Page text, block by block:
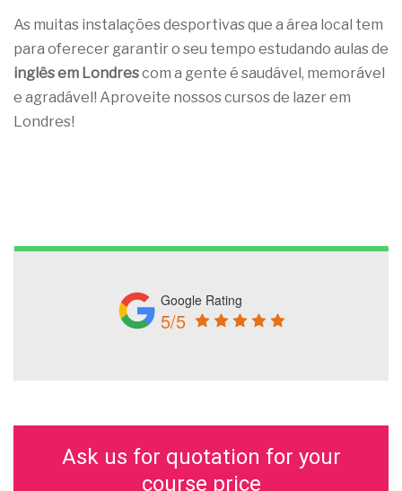
As muitas instalações desportivas que a área local tem
para oferecer garantir o seu tempo estudando aulas de
inglês em Londrescom a gente é saudável, memorável
e agradável! Aproveite nossos cursos de lazer em
Londres!
Google Rating
5/5
Ask us for quotation for your
course price